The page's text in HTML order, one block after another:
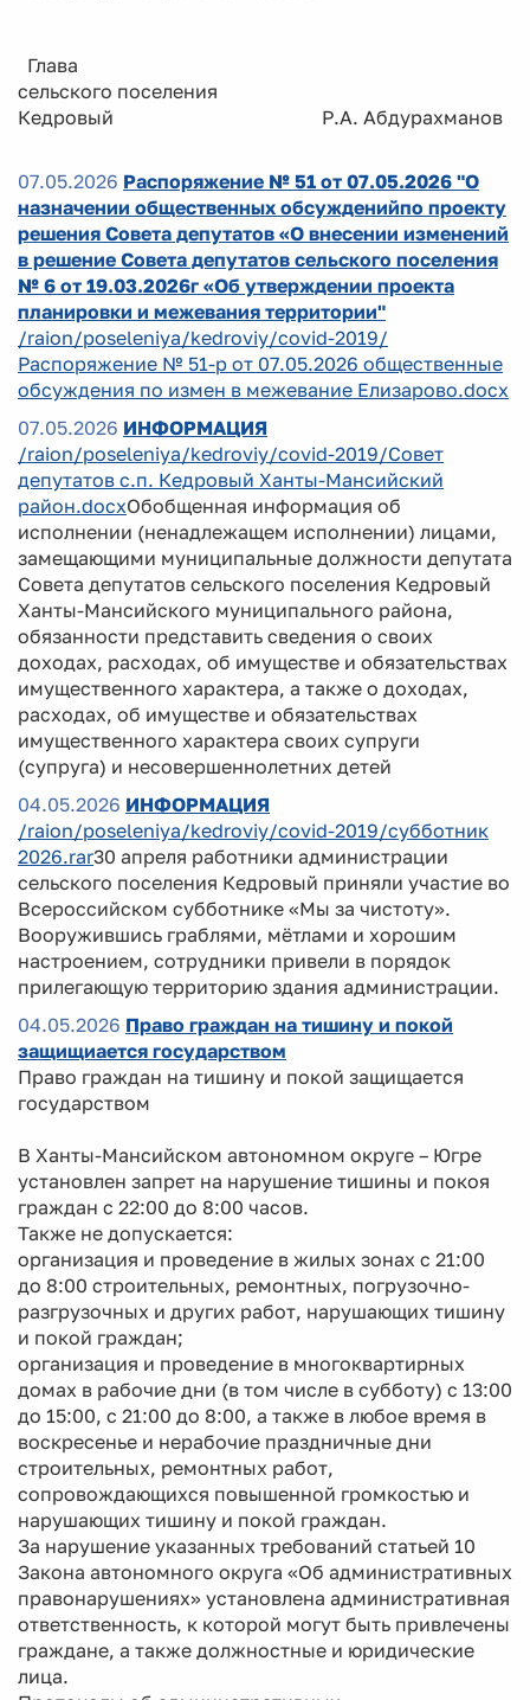
Глава
сельского поселения
Кедровый Р.А. Абдурахманов
07.05.2026 Распоряжение № 51 от 07.05.2026 "О
назначении общественных обсужденийпо проекту
решения Совета депутатов «О внесении изменений
в решение Совета депутатов сельского поселения
№ 6 от 19.03.2026г «Об утверждении проекта
планировки и межевания территории"
/raion/poseleniya/kedroviy/covid-2019/
Распоряжение № 51-р от 07.05.2026 общественные
обсуждения по измен в межевание Елизарово.docx
07.05.2026 ИНФОРМАЦИЯ
/raion/poseleniya/kedroviy/covid-2019/Совет
депутатов с.п. Кедровый Ханты-Мансийский
район.docxОбобщенная информация об
исполнении (ненадлежащем исполнении) лицами,
замещающими муниципальные должности депутата
Совета депутатов сельского поселения Кедровый
Ханты-Мансийского муниципального района,
обязанности представить сведения о своих
доходах, расходах, об имуществе и обязательствах
имущественного характера, а также о доходах,
расходах, об имуществе и обязательствах
имущественного характера своих супруги
(супруга) и несовершеннолетних детей
04.05.2026 ИНФОРМАЦИЯ
/raion/poseleniya/kedroviy/covid-2019/субботник
2026.rar30 апреля работники администрации
сельского поселения Кедровый приняли участие во
Всероссийском субботнике «Мы за чистоту».
Вооружившись граблями, мётлами и хорошим
настроением, сотрудники привели в порядок
прилегающую территорию здания администрации.
04.05.2026 Право граждан на тишину и покой
защищиается государством
Право граждан на тишину и покой защищается
государством
В Ханты-Мансийском автономном округе – Югре
установлен запрет на нарушение тишины и покоя
граждан с 22:00 до 8:00 часов.
Также не допускается:
организация и проведение в жилых зонах с 21:00
до 8:00 строительных, ремонтных, погрузочно-
разгрузочных и других работ, нарушающих тишину
и покой граждан;
организация и проведение в многоквартирных
домах в рабочие дни (в том числе в субботу) с 13:00
до 15:00, с 21:00 до 8:00, а также в любое время в
воскресенье и нерабочие праздничные дни
строительных, ремонтных работ,
сопровождающихся повышенной громкостью и
нарушающих тишину и покой граждан.
За нарушение указанных требований статьей 10
Закона автономного округа «Об административных
правонарушениях» установлена административная
ответственность, к которой могут быть привлечены
граждане, а также должностные и юридические
лица.